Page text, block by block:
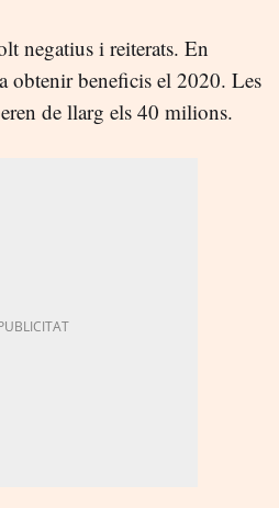
negatius i reiterats. En
obtenir beneficis el 2020. Les
de llarg els 40 milions.